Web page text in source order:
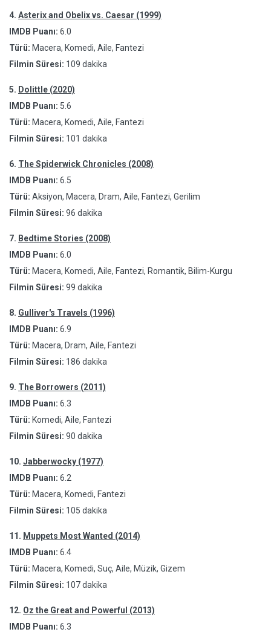
4. Asterix and Obelix vs. Caesar (1999)
IMDB Puanı: 6.0
Türü: Macera, Komedi, Aile, Fantezi
Filmin Süresi: 109 dakika
5. Dolittle (2020)
IMDB Puanı: 5.6
Türü: Macera, Komedi, Aile, Fantezi
Filmin Süresi: 101 dakika
6. The Spiderwick Chronicles (2008)
IMDB Puanı: 6.5
Türü: Aksiyon, Macera, Dram, Aile, Fantezi, Gerilim
Filmin Süresi: 96 dakika
7. Bedtime Stories (2008)
IMDB Puanı: 6.0
Türü: Macera, Komedi, Aile, Fantezi, Romantik, Bilim-Kurgu
Filmin Süresi: 99 dakika
8. Gulliver's Travels (1996)
IMDB Puanı: 6.9
Türü: Macera, Dram, Aile, Fantezi
Filmin Süresi: 186 dakika
9. The Borrowers (2011)
IMDB Puanı: 6.3
Türü: Komedi, Aile, Fantezi
Filmin Süresi: 90 dakika
10. Jabberwocky (1977)
IMDB Puanı: 6.2
Türü: Macera, Komedi, Fantezi
Filmin Süresi: 105 dakika
11. Muppets Most Wanted (2014)
IMDB Puanı: 6.4
Türü: Macera, Komedi, Suç, Aile, Müzik, Gizem
Filmin Süresi: 107 dakika
12. Oz the Great and Powerful (2013)
IMDB Puanı: 6.3